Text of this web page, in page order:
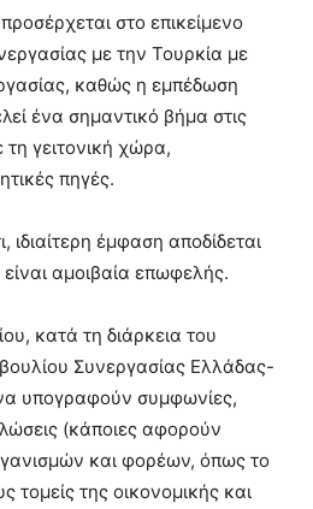
στο επικείμενο
με την Τουρκία με
καθώς η εμπέδωση
ένα σημαντικό βήμα στις
γειτονική χώρα,
πηγές.
ιδιαίτερη έμφαση αποδίδεται
αμοιβαία επωφελής.
κατά τη διάρκεια του
Συνεργασίας Ελλάδας-
υπογραφούν συμφωνίες,
(κάποιες αφορούν
και φορέων, όπως το
τομείς της οικονομικής και